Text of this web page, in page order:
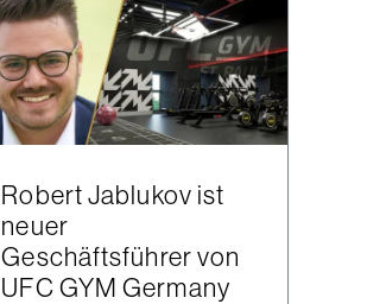
Robert Jablukov ist
neuer
Geschäftsführer von
UFC GYM Germany